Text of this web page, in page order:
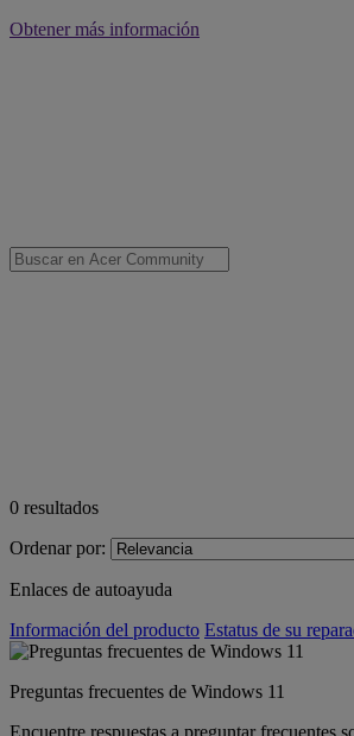
Obtener más información
0 resultados
Ordenar por:
Enlaces de autoayuda
Información del producto Estatus de su
Preguntas frecuentes de Windows 11
Encuentre respuestas a preguntar frecuentes